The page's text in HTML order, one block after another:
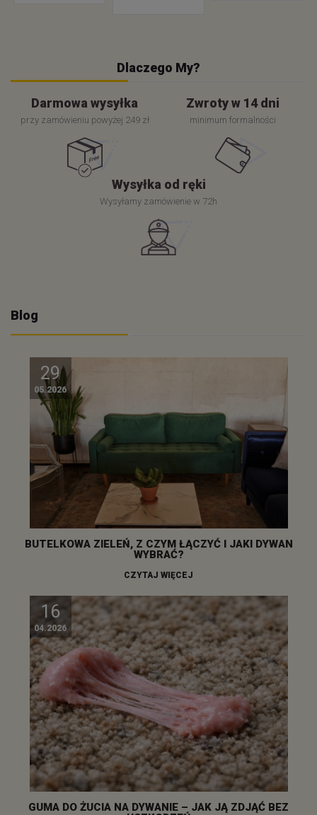
Dlaczego My?
Darmowa wysyłka
przy zamówieniu powyżej 249 zł
Zwroty w 14 dni
minimum formalności
Wysyłka od ręki
Wysyłamy zamówienie w 72h
Blog
29
05.2026
BUTELKOWA ZIELEŃ, Z CZYM ŁĄCZYĆ I JAKI DYWAN
WYBRAĆ?
CZYTAJ WIĘCEJ
16
04.2026
GUMA DO ŻUCIA NA DYWANIE – JAK JĄ ZDJĄĆ BEZ